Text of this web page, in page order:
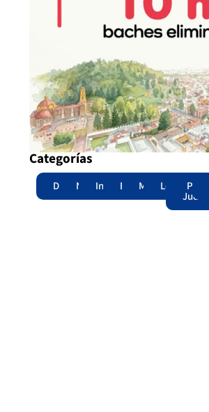
Categorías
Destacadas
NacionalInternacional
EdomexMunicipios